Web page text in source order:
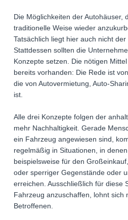
Die Möglichkeiten der Autohäuser,
traditionelle Weise wieder
Tatsächlich liegt hier auch nicht der
Stattdessen sollten die
Konzepte setzen. Die nötigen
bereits vorhanden: Die Rede ist
die von Autovermietung, Auto-
ist.
Alle drei Konzepte folgen der
mehr Nachhaltigkeit. Gerade
ein Fahrzeug angewiesen sind,
regelmäßig in Situationen, in
beispielsweise für den
oder sperriger Gegenstände oder
erreichen. Ausschließlich für diese
Fahrzeug anzuschaffen, lohnt sich
Betroffenen.